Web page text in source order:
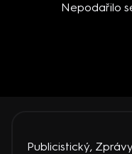
Nepodařilo
Publicistický, Zprávy